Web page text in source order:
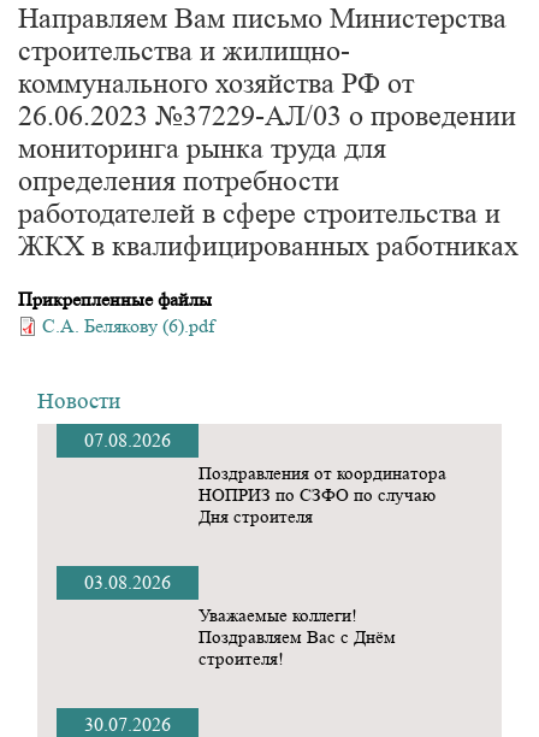
Направляем Вам письмо Министерства
строительства и жилищно-
коммунального хозяйства РФ от
26.06.2023 №37229-АЛ/03 о проведении
мониторинга рынка труда для
определения потребности
работодателей в сфере строительства и
ЖКХ в квалифицированных работниках
Прикрепленные файлы
С.А. Белякову (6).pdf
Новости
07.08.2026
Поздравления от координатора
НОПРИЗ по СЗФО по случаю
Дня строителя
03.08.2026
Уважаемые коллеги!
Поздравляем Вас с Днём
строителя!
30.07.2026